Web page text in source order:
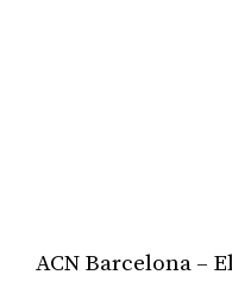
ACN Barcelona –